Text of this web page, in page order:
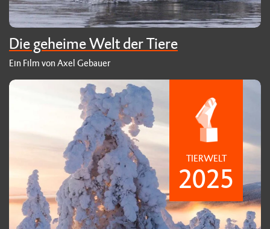
Die geheime Welt der Tiere
Ein Film von Axel Gebauer
TIERWELT
2025